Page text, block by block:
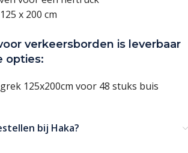
x 200 cm
verkeersborden is leverbaar
opties:
125x200cm voor 48 stuks buis
bij Haka?